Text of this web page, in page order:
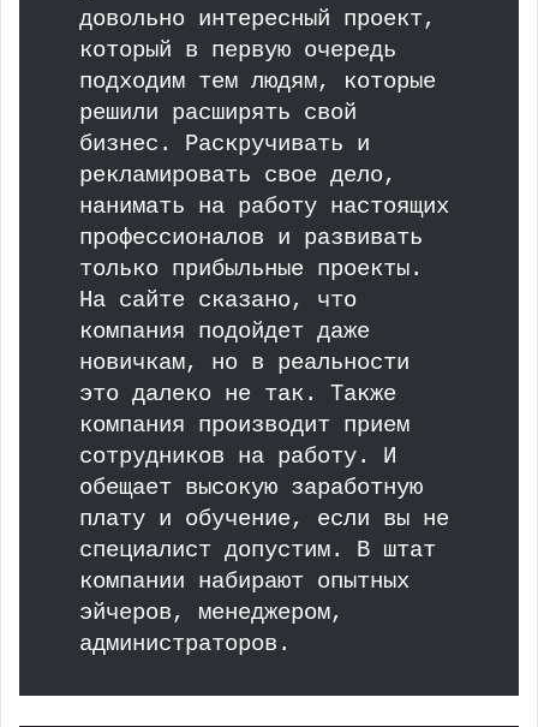
довольно интересный проект,
который в первую очередь
подходим тем людям, которые
решили расширять свой
бизнес. Раскручивать и
рекламировать свое дело,
нанимать на работу настоящих
профессионалов и развивать
только прибыльные проекты.
На сайте сказано, что
компания подойдет даже
новичкам, но в реальности
это далеко не так. Также
компания производит прием
сотрудников на работу. И
обещает высокую заработную
плату и обучение, если вы не
специалист допустим. В штат
компании набирают опытных
эйчеров, менеджером,
администраторов.